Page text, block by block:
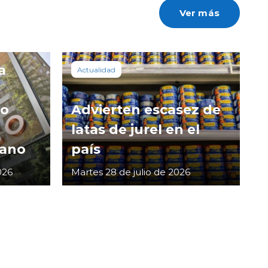
Ver más
Actualidad
Advierten escasez de
latas de jurel en el
país
Martes 28 de julio de 2026